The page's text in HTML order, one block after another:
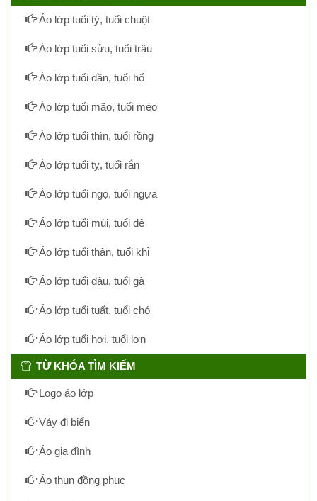
Áo lớp tuổi tý, tuổi chuột
Áo lớp tuổi sửu, tuổi trâu
Áo lớp tuổi dần, tuổi hổ
Áo lớp tuổi mão, tuổi mèo
Áo lớp tuổi thìn, tuổi rồng
Áo lớp tuổi tỵ, tuổi rắn
Áo lớp tuổi ngọ, tuổi ngựa
Áo lớp tuổi mùi, tuổi dê
Áo lớp tuổi thân, tuổi khỉ
Áo lớp tuổi dậu, tuổi gà
Áo lớp tuổi tuất, tuổi chó
Áo lớp tuổi hợi, tuổi lợn
TỪ KHÓA TÌM KIẾM
Logo áo lớp
Váy đi biển
Áo gia đình
Áo thun đồng phục